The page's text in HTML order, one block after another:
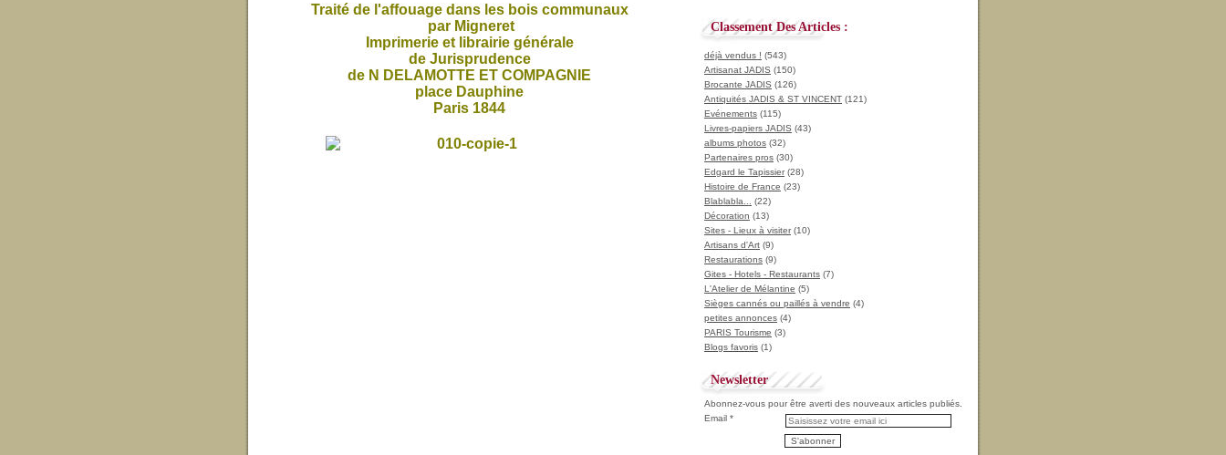
Traité de l'affouage dans les bois communaux
par Migneret
Imprimerie et librairie générale
de Jurisprudence
de N DELAMOTTE ET COMPAGNIE
place Dauphine
Paris 1844
Classement Des Articles :
déjà vendus ! (543)
Artisanat JADIS (150)
Brocante JADIS (126)
Antiquités JADIS & ST VINCENT (121)
Evénements (115)
Livres-papiers JADIS (43)
albums photos (32)
Partenaires pros (30)
Edgard le Tapissier(28)
Histoire de France (23)
Blablabla...
(22)
Décoration (13)
Sites - Lieux à visiter(10)
Artisans d'Art (9)
Restaurations (9)
Gites - Hotels - Restaurants (7)
L'Atelier de Mélantine (5)
Sièges cannés ou paillés à vendre (4)
petites annonces (4)
PARIS Tourisme (3)
Blogs favoris (1)
Newsletter
Abonnez-vous pour être averti des nouveaux articles publiés.
Email